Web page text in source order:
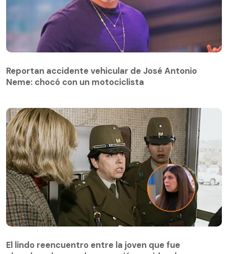
Reportan accidente vehicular de José Antonio
Neme: chocó con un motociclista
abandonada cuando era recién nacida y la
El lindo reencuentro entre la joven que fue